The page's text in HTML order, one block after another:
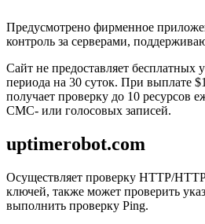
Предусмотрено фирменное
контроль за серверами,
Сайт не предоставляет бесплатных
периода на 30 суток. При выплате
получает проверку до 10 ресурсов
СМС- или голосовых записей.
uptimerobot.com
Осуществляет проверку HTTP/
ключей, также может проверить
выполнить проверку Ping.